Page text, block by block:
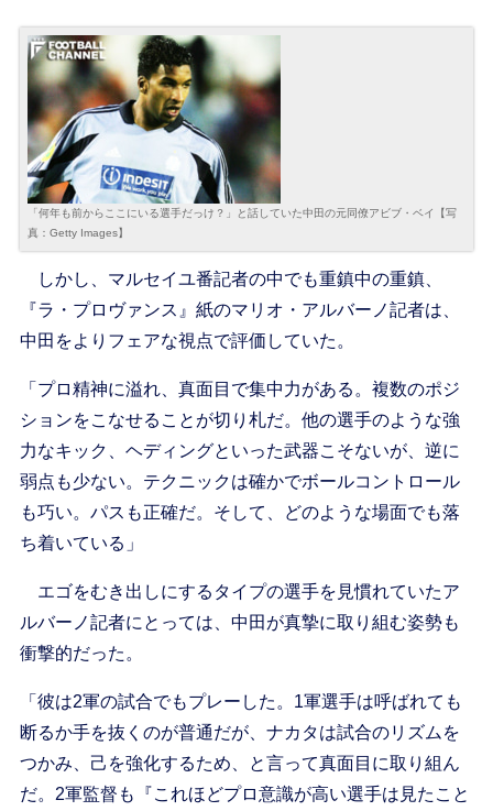
「何年も前からここにいる選手だっけ？」と話していた中田の元同僚アビブ・ベイ【写
真：Getty Images】
しかし、マルセイユ番記者の中でも重鎮中の重鎮、
『ラ・プロヴァンス』紙のマリオ・アルバーノ記者は、
中田をよりフェアな視点で評価していた。
「プロ精神に溢れ、真面目で集中力がある。複数のポジ
ションをこなせることが切り札だ。他の選手のような強
力なキック、ヘディングといった武器こそないが、逆に
弱点も少ない。テクニックは確かでボールコントロール
も巧い。パスも正確だ。そして、どのような場面でも落
ち着いている」
エゴをむき出しにするタイプの選手を見慣れていたア
ルバーノ記者にとっては、中田が真摯に取り組む姿勢も
衝撃的だった。
「彼は2軍の試合でもプレーした。1軍選手は呼ばれても
断るか手を抜くのが普通だが、ナカタは試合のリズムを
つかみ、己を強化するため、と言って真面目に取り組ん
だ。2軍監督も『これほどプロ意識が高い選手は見たこと